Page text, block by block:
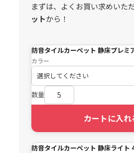
まずは、よくお買い求めいた
ットから！
防音タイルカーペット 静床プレミ
カラー
数量
カートに入れ
防音タイルカーペット 静床ライト